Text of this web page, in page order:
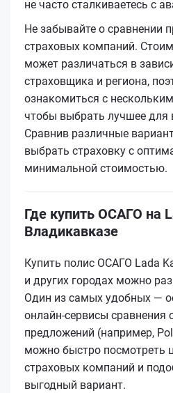
не часто сталкиваетесь с
Не забывайте о сравнении
страховых компаний.
может различаться в
страховщика и региона,
ознакомиться с
чтобы выбрать лучшее
Сравнив различные
выбрать страховку с
минимальной стоимостью.
Где купить ОСАГО на
Владикавказе
Купить полис ОСАГО Lada
и других городах можно
Один из самых удобных —
онлайн-сервисы сравнения
предложений (например,
можно быстро посмотреть
страховых компаний и
выгодный вариант.